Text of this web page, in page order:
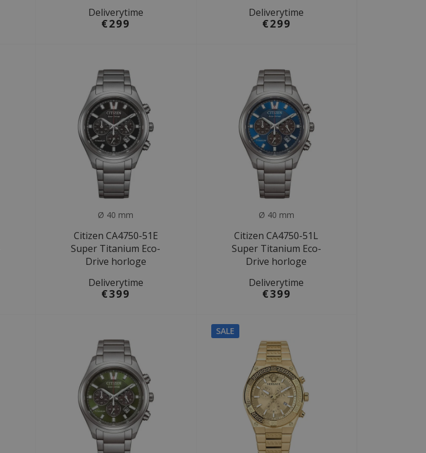
Deliverytime
€299
Deliverytime
€299
Ø 40 mm
Citizen CA4750-51E
Super Titanium Eco-
Drive horloge
Deliverytime
€399
Ø 40 mm
Citizen CA4750-51L
Super Titanium Eco-
Drive horloge
Deliverytime
€399
SALE